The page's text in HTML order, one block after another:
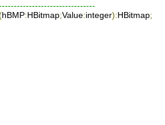
hBMP:HBitmap;Value:integer):HBitmap;